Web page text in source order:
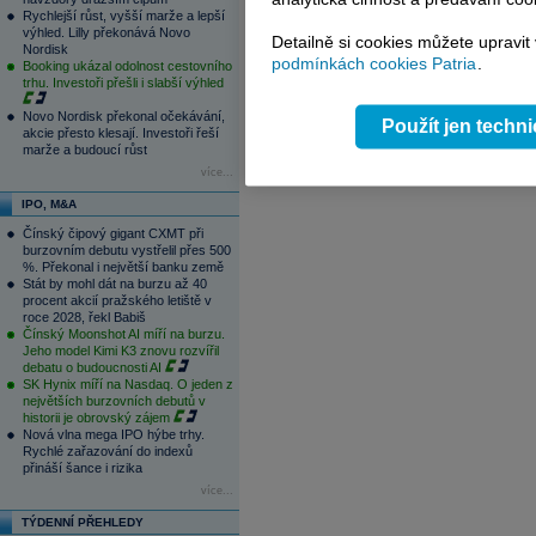
Rychlejší růst, vyšší marže a lepší
výhled. Lilly překonává Novo
Nordisk
Booking ukázal odolnost cestovního
trhu. Investoři přešli i slabší výhled
Novo Nordisk překonal očekávání,
akcie přesto klesají. Investoři řeší
marže a budoucí růst
více...
IPO, M&A
Čínský čipový gigant CXMT při
burzovním debutu vystřelil přes 500
%. Překonal i největší banku země
Stát by mohl dát na burzu až 40
procent akcií pražského letiště v
roce 2028, řekl Babiš
Čínský Moonshot AI míří na burzu.
Jeho model Kimi K3 znovu rozvířil
debatu o budoucnosti AI
SK Hynix míří na Nasdaq. O jeden z
největších burzovních debutů v
historii je obrovský zájem
Nová vlna mega IPO hýbe trhy.
Rychlé zařazování do indexů
přináší šance i rizika
více...
TÝDENNÍ PŘEHLEDY
Detailně si cookies můžete
podmínkách cookies Patria
Použít jen